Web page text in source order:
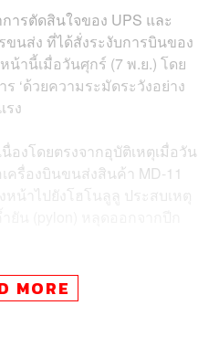
ารตัดสินใจของ UPS และ
นส่ง ที่ได้สั่งระงับการบินของ
น้านี้เมื่อวันศุกร์ (7 พ.ย.) โดย
‘ด้วยความระมัดระวังอย่าง
รง
องโดยตรงจากอุบัติเหตุเมื่อวัน
ครื่องบินขนส่งสินค้า MD-11
หน้าไปยังโฮโนลูลู ประสบเหตุ
(FAA) ระบุในคำสั่งว่า
วามสามารถในการบินและลง
MORE